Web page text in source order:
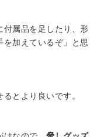
付属品を足したり、形
加えているぞ」と思
とより良いです。